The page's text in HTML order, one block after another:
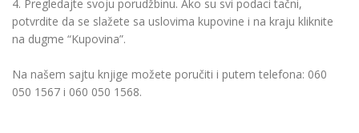
4. Pregledajte svoju porudžbinu. Ako su svi podaci tačni,
potvrdite da se slažete sa uslovima kupovine i na kraju kliknite
na dugme “Kupovina”.
Na našem sajtu knjige možete poručiti i putem telefona: 060
050 1567 i 060 050 1568.